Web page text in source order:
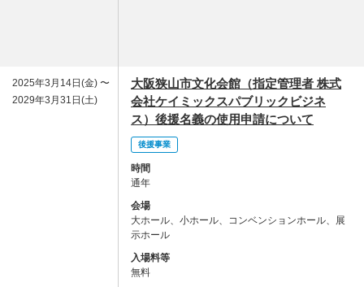
2025年3月14日(金) 〜
2029年3月31日(土)
大阪狭山市文化会館（指定管理者 株式
会社ケイミックスパブリックビジネ
ス）後援名義の使用申請について
後援事業
時間
通年
会場
大ホール、小ホール、コンベンションホール、展
示ホール
入場料等
無料